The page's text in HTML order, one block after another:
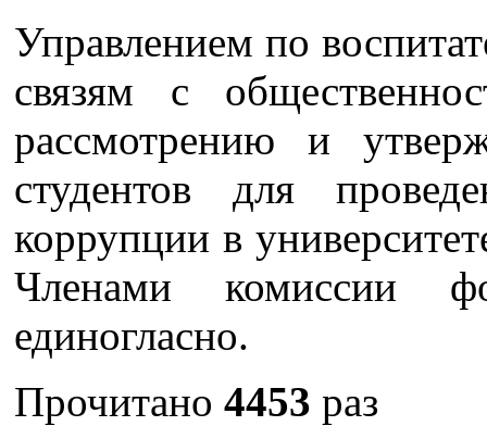
Управлением по
связям с
рассмотрению и
студентов для
коррупции в
Членами комиссии
единогласно.
Прочитано 4453 раз